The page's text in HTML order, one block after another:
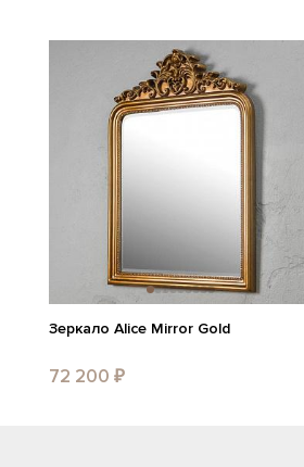
Зеркало Alice Mirror Gold
72 200 ₽